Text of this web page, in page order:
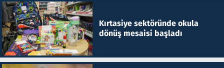
Kırtasiye sektöründe okula
dönüş mesaisi başladı